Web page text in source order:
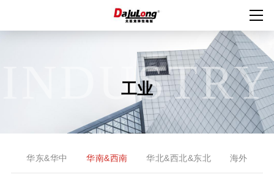
INDUSTRY
工业
华东&华中 华南&西南 华北&西北&东北 海外